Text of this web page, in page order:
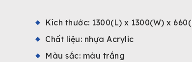
Kích thước: 1300(L) x 1300(W) x
Chất liệu: nhựa Acrylic
Màu sắc: màu trắng